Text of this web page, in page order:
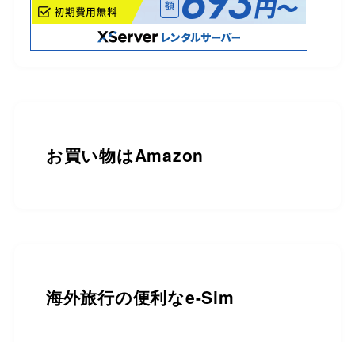
お買い物はAmazon
海外旅行の便利なe-Sim